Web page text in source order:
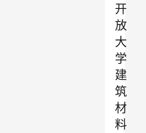
开
放
大
学
建
筑
材
料